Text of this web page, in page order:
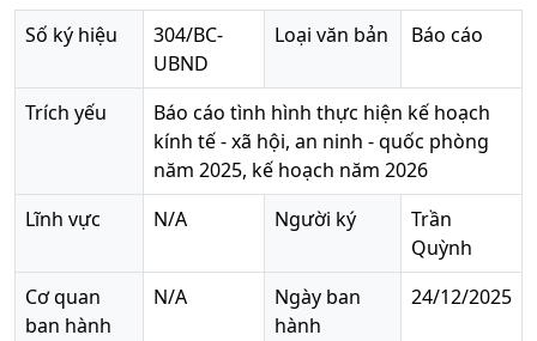
Số ký hiệu
304/BC-
UBND
Loại văn bản Báo cáo
Trích yếu
Báo cáo tình hình thực hiện kế hoạch
kính tế - xã hội, an ninh - quốc phòng
năm 2025, kế hoạch năm 2026
Lĩnh vực
N/A Người ký
Trần
Quỳnh
Cơ quan
ban hành
N/A
Ngày ban
hành
24/12/2025